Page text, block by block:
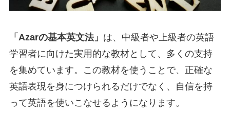
「Azarの基本英文法」 は、中級者や上級者の英語
学習者に向けた実用的な教材として、多くの支持
を集めています。この教材を使うことで、正確な
英語表現を身につけられるだけでなく、自信を持
って英語を使いこなせるようになります。